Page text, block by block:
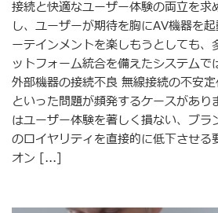
接続と快適なユーザー体験の両立を求
し、ユーザーが期待を胸にAV機器を
ーテインメントを楽しもうとしても、
ットフォーム統合を備えたシステム
外部機器の接続不良 無線接続の不安
といった問題が頻発するケースがあ
はユーザー体験を著しく損ない、ブラ
のロイヤリティを直接的に低下させる
オン [...]